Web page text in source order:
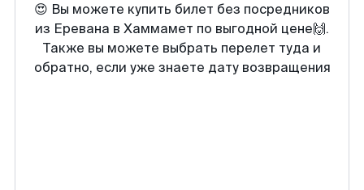
😍 Вы можете купить билет без посредников
из Еревана в Хаммамет по выгодной цене🙌.
Также вы можете выбрать перелет туда и
обратно, если уже знаете дату возвращения